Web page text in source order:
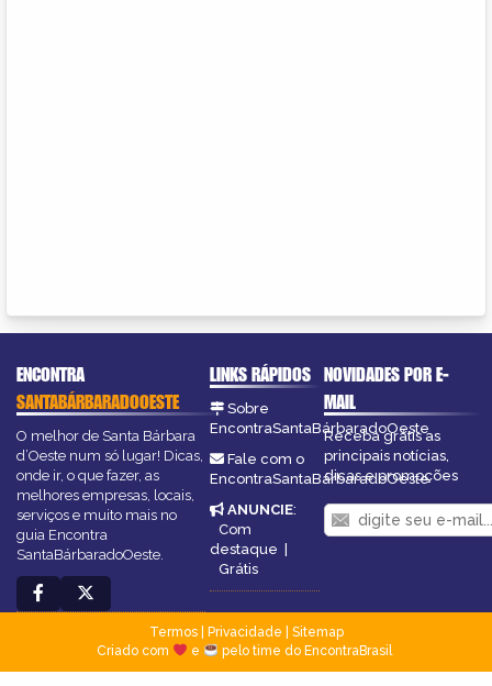
ENCONTRA
SANTABÁRBARADOOESTE
O melhor de Santa Bárbara
d’Oeste num só lugar! Dicas,
onde ir, o que fazer, as
melhores empresas, locais,
serviços e muito mais no
guia Encontra
SantaBárbaradoOeste.
LINKS RÁPIDOS
Sobre
EncontraSantaBárbaradoOeste
Fale com o
EncontraSantaBárbaradoOeste
ANUNCIE:
Com
destaque |
Grátis
NOVIDADES POR E-
MAIL
Receba grátis as
principais notícias,
dicas e promoções
Termos| Privacidade
Sitemap
Criado com
e pelo time do EncontraBrasil